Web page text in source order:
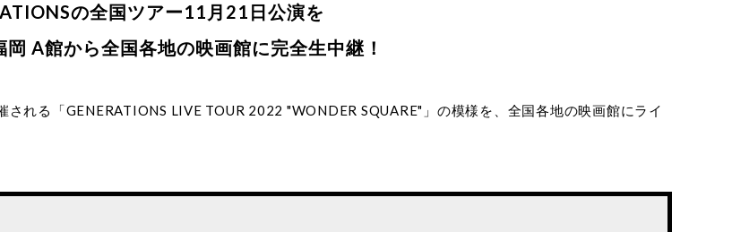
の全国ツアー11月21日公演を
岡 A館から全国各地の映画館に完全生中継！
れる「GENERATIONS LIVE TOUR 2022 "WONDER SQUARE"」の模様を、全国各地の映画館にライ